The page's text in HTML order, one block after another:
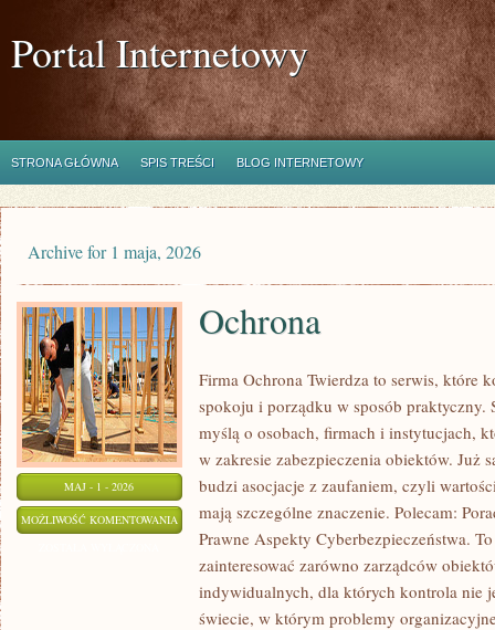
Portal Internetowy
STRONA GŁÓWNA SPIS TREŚCI BLOG INTERNETOWY
Archive for 1 maja, 2026
MAJ - 1 - 2026
MOŻLIWOŚĆ KOMENTOWANIA OCHRONA
Ochrona
Firma Ochrona Twierdza to serwis, które
spokoju i porządku w sposób praktyczny.
myślą o osobach, firmach i instytucjach,
w zakresie zabezpieczenia obiektów. Już
budzi asocjacje z zaufaniem, czyli
mają szczególne znaczenie. Polecam:
Prawne Aspekty Cyberbezpieczeństwa.
zainteresować zarówno zarządców
indywidualnych, dla których kontrola nie
świecie, w którym problemy